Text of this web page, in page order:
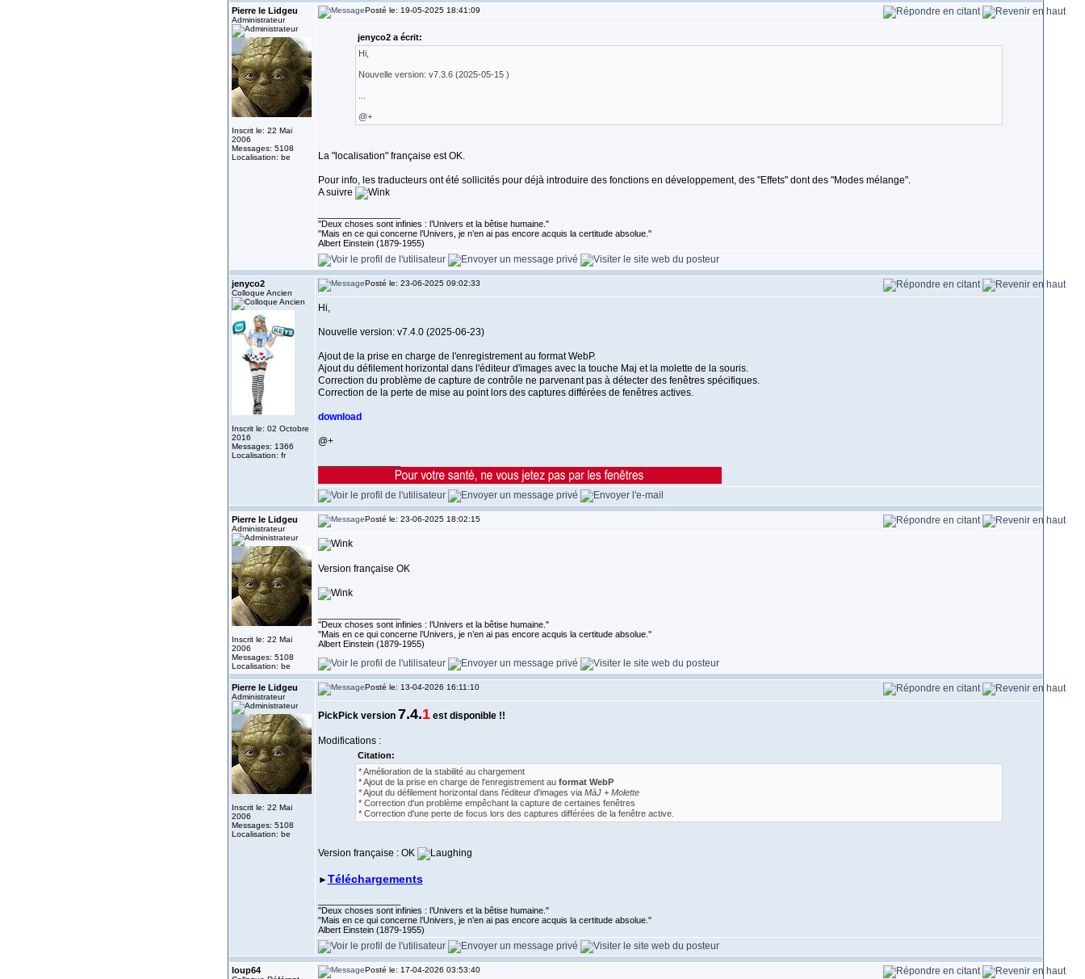
Pierre le Lidgeu
Administrateur
Inscrit le: 22 Mai
2006
Messages: 5108
Localisation: be
Posté le: 19-05-2025 18:41:09
jenyco2 a écrit:
Hi,
Nouvelle version: v7.3.6 (2025-05-15 )
@+
La "localisation" française est OK.
Pour info, les traducteurs ont été sollicités pour déjà introduire des fonctions en développement, des "Effets" dont des "Modes mélange".
A suivre
''Deux choses sont infinies : l’Univers et la bêtise humaine."
"Mais en ce qui concerne l’Univers, je n’en ai pas encore acquis la certitude absolue.''
Albert Einstein (1879-1955)
jenyco2
Colloque Ancien
Inscrit le: 02 Octobre
2016
Messages: 1366
Localisation: fr
Posté le: 23-06-2025 09:02:33
Hi,
Nouvelle version: v7.4.0 (2025-06-23)
Ajout de la prise en charge de l'enregistrement au format WebP.
Ajout du défilement horizontal dans l'éditeur d'images avec la touche Maj et la molette de la souris.
Correction du problème de capture de contrôle ne parvenant pas à détecter des fenêtres spécifiques.
Correction de la perte de mise au point lors des captures différées de fenêtres actives.
download
@+
Pierre le Lidgeu
Administrateur
Inscrit le: 22 Mai
2006
Messages: 5108
Localisation: be
Posté le: 23-06-2025 18:02:15
Version française OK
''Deux choses sont infinies : l’Univers et la bêtise humaine."
"Mais en ce qui concerne l’Univers, je n’en ai pas encore acquis la certitude absolue.''
Albert Einstein (1879-1955)
Pierre le Lidgeu
Administrateur
Inscrit le: 22 Mai
2006
Messages: 5108
Localisation: be
Posté le: 13-04-2026 16:11:10
PickPick version 7.4.1est disponible !!
Modifications :
Citation:
* Amélioration de la stabilité au chargement
* Ajout de la prise en charge de l'enregistrement au format WebP
* Ajout du défilement horizontal dans l'éditeur d'images via MàJ + Molette
* Correction d'un problème empêchant la capture de certaines fenêtres
* Correction d'une perte de focus lors des captures différées de la fenêtre active.
Version française : OK
►Téléchargements
''Deux choses sont infinies : l’Univers et la bêtise humaine."
"Mais en ce qui concerne l’Univers, je n’en ai pas encore acquis la certitude absolue.''
Albert Einstein (1879-1955)
loup64 Posté le: 17-04-2026 03:53:40